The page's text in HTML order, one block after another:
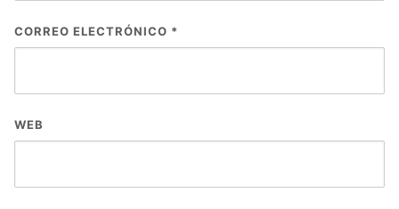
CORREO ELECTRÓNICO *
WEB